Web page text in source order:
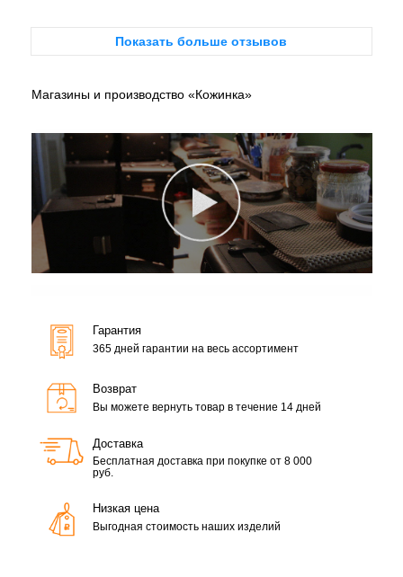
Показать больше отзывов
Магазины и производство «Кожинка»
Гарантия
365 дней гарантии на весь ассортимент
Возврат
Вы можете вернуть товар в течение 14 дней
Доставка
Бесплатная доставка при покупке от 8 000
руб.
Низкая цена
Выгодная стоимость наших изделий